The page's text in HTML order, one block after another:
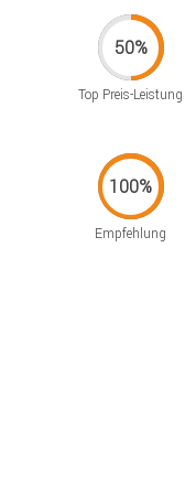
Top Preis-Leistung
Empfehlung